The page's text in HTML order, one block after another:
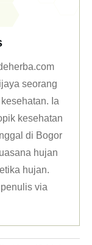
seorang
Ia
kesehatan
di Bogor
hujan
hujan.
via